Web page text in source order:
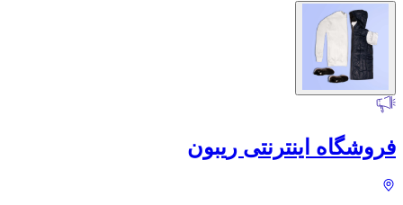
فروشگاه اینترنتی ریبون